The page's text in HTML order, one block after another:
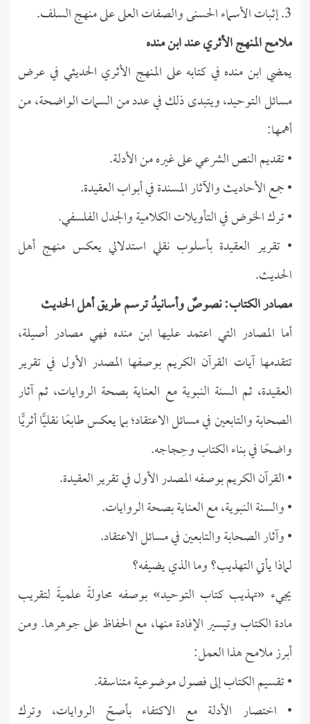
3. إثبات الأسماء الحسنى والصفات العلى على منهج السلف.
ملامح المنهج الأثري عند ابن منده
يمضي ابن منده في كتابه على المنهج الأثري الحديثي في عرض
مسائل التوحيد، ويتبدى ذلك في عدد من السمات الواضحة، من
أهمها:
• تقديم النص الشرعي على غيره من الأدلة.
• جمع الأحاديث والآثار المسندة في أبواب العقيدة.
• ترك الخوض في التأويلات الكلامية والجدل الفلسفي.
• تقرير العقيدة بأسلوب نقلي استدلالي يعكس منهج أهل
الحديث.
مصادر الكتاب: نصوصٌ وأسانيدُ ترسم طريق أهل الحديث
أما المصادر التي اعتمد عليها ابن منده فهي مصادر أصيلة،
تتقدمها آيات القرآن الكريم بوصفها المصدر الأول في تقرير
العقيدة، ثم السنة النبوية مع العناية بصحة الروايات، ثم آثار
الصحابة والتابعين في مسائل الاعتقاد؛ بما يعكس طابعًا نقليًّا أثريًّا
واضحًا في بناء الكتاب وحِجاجه.
• القرآن الكريم بوصفه المصدر الأول في تقرير العقيدة.
• والسنة النبوية، مع العناية بصحة الروايات.
• وآثار الصحابة والتابعين في مسائل الاعتقاد.
لماذا يأتي التهذيب؟ وما الذي يضيفه؟
يجيء «تهذيب كتاب التوحيد» بوصفه محاولةً علميةً لتقريب
مادة الكتاب وتيسير الإفادة منها، مع الحفاظ على جوهرها. ومن
أبرز ملامح هذا العمل:
• تقسيم الكتاب إلى فصول موضوعية متناسقة.
• اختصار الأدلة مع الاكتفاء بأصحّ الروايات، وترك